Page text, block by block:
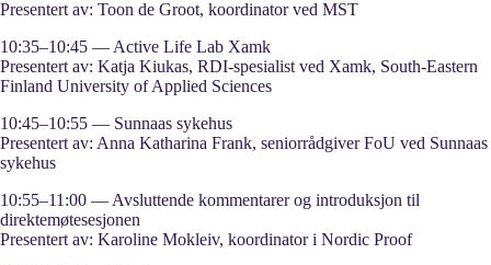
Presentert av: Toon de Groot, koordinator ved MST
10:35–10:45 — Active Life Lab Xamk
Presentert av: Katja Kiukas, RDI‑spesialist ved Xamk, South‑Eastern
Finland University of Applied Sciences
10:45–10:55 — Sunnaas sykehus
Presentert av: Anna Katharina Frank, seniorrådgiver FoU ved Sunnaas
sykehus
10:55–11:00 — Avsluttende kommentarer og introduksjon til
direktemøtesesjonen
Presentert av: Karoline Mokleiv, koordinator i Nordic Proof